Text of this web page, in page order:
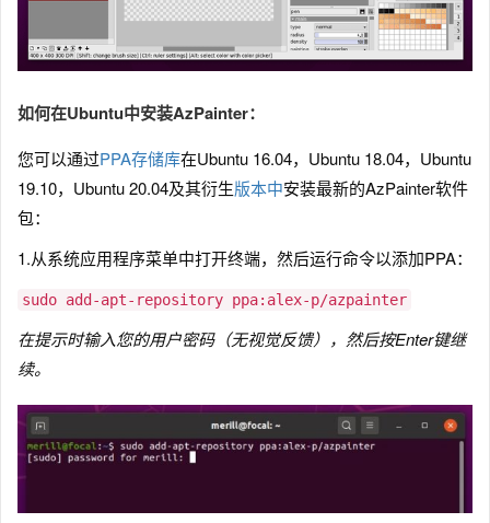
如何在Ubuntu中安装AzPainter：
您可以通过PPA存储库在Ubuntu 16.04，Ubuntu 18.04，Ubuntu
19.10，Ubuntu 20.04及其衍生版本中安装最新的AzPainter软件
包：
1.从系统应用程序菜单中打开终端，然后运行命令以添加PPA：
sudo add-apt-repository ppa:alex-p/azpainter
在提示时输入您的用户密码（无视觉反馈），然后按Enter键继
续。